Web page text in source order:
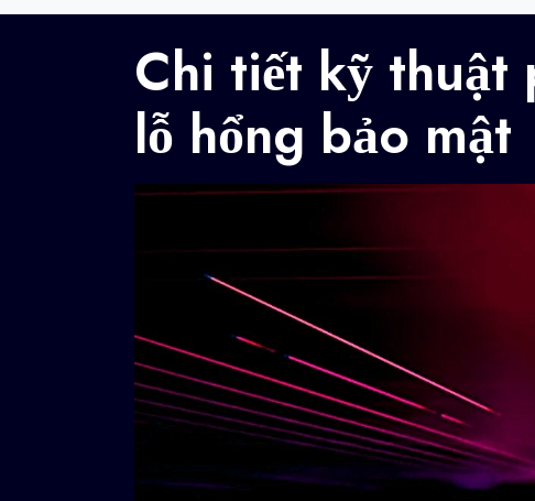
Chi tiết kỹ thuật
lỗ hổng bảo mật